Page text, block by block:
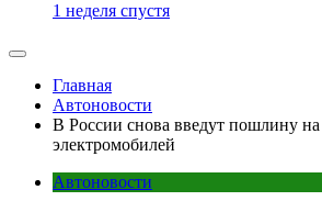
1 неделя спустя
Главная
Автоновости
В России снова введут пошлину на
электромобилей
Автоновости